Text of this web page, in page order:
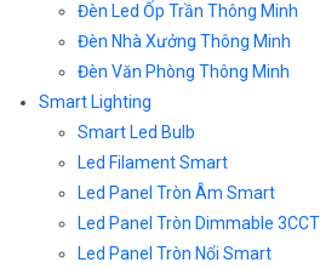
Đèn Led Ốp Trần Thông Minh
Đèn Nhà Xưởng Thông Minh
Đèn Văn Phòng Thông Minh
Smart Lighting
Smart Led Bulb
Led Filament Smart
Led Panel Tròn Âm Smart
Led Panel Tròn Dimmable 3CCT
Led Panel Tròn Nổi Smart